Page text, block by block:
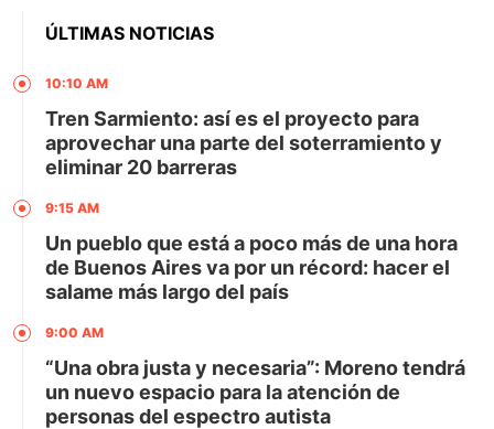
ÚLTIMAS NOTICIAS
10:10 AM
Tren Sarmiento: así es el proyecto para
aprovechar una parte del soterramiento y
eliminar 20 barreras
9:15 AM
Un pueblo que está a poco más de una hora
de Buenos Aires va por un récord: hacer el
salame más largo del país
9:00 AM
“Una obra justa y necesaria”: Moreno tendrá
un nuevo espacio para la atención de
personas del espectro autista